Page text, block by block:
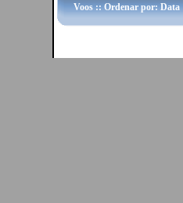
Voos :: Ordenar por: Data